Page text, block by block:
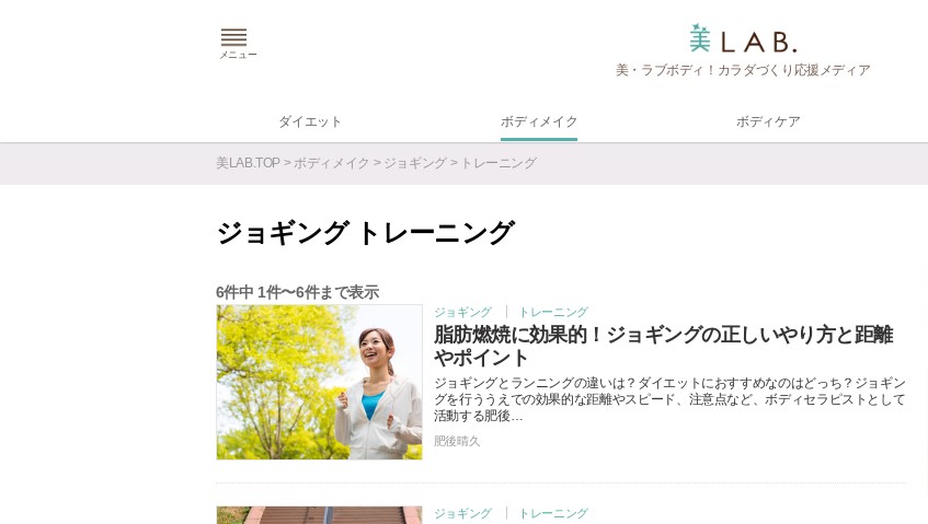
メニュー
美・ラブボディ！カラダづくり応援メディア
ダイエット ボディメイク ボディケア
美LAB.TOP > ボディメイク > ジョギング > トレーニング
ジョギング トレーニング
6件中 1件〜6件まで表示
ジョギング トレーニング
脂肪燃焼に効果的！ジョギングの正しいやり方と距離
やポイント
ジョギングとランニングの違いは？ダイエットにおすすめなのはどっち？ジョギン
グを行ううえでの効果的な距離やスピード、注意点など、ボディセラピストとして
活動する肥後…
肥後晴久
ジョギング トレーニング